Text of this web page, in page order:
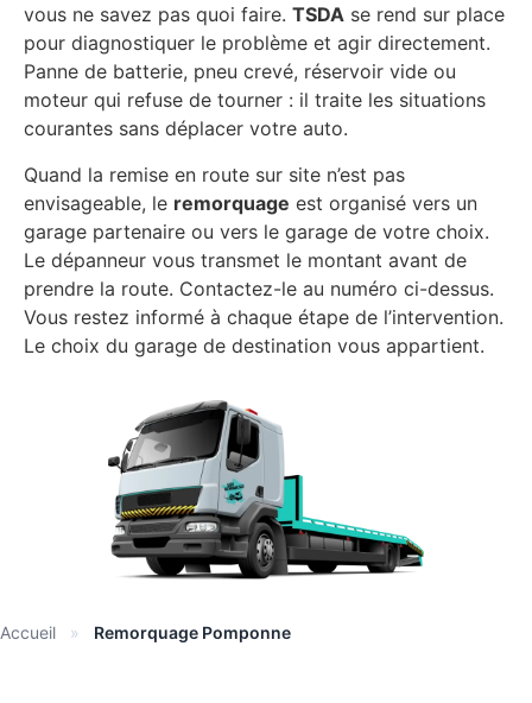
vous ne savez pas quoi faire. TSDA se rend sur place
pour diagnostiquer le problème et agir directement.
Panne de batterie, pneu crevé, réservoir vide ou
moteur qui refuse de tourner : il traite les situations
courantes sans déplacer votre auto.
Quand la remise en route sur site n’est pas
envisageable, le remorquage est organisé vers un
garage partenaire ou vers le garage de votre choix.
Le dépanneur vous transmet le montant avant de
prendre la route. Contactez-le au numéro ci-dessus.
Vous restez informé à chaque étape de l’intervention.
Le choix du garage de destination vous appartient.
Accueil » Remorquage Pomponne